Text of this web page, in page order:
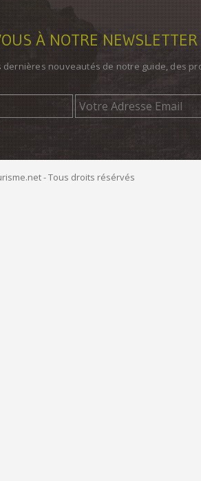
À NOTRE NEWSLETTER
dernières nouveautés de notre guide, des
- Tous droits résérvés